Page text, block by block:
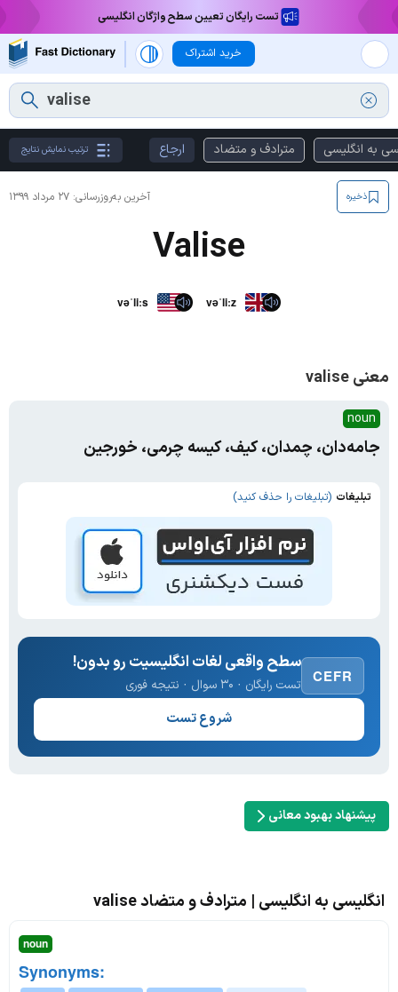
تست رایگان تعیین سطح واژگان انگلیسی
خرید اشتراک
به انگلیسی مترادف و متضاد ارجاع ترتیب نمایش نتایج
آخرین به‌روزرسانی: ۲۷ مرداد ۱۳۹۹ ذخیره
Valise
vəˈliːs vəˈliːz
معنی valise
noun
جامه‌دان، چمدان، کیف، کیسه چرمی، خورجین
تبلیغات (تبلیغات را حذف کنید)
CEFR
سطح واقعی لغات انگلیسیت رو بدون!
تست رایگان · ۳۰ سوال · نتیجه فوری
شروع تست
پیشنهاد بهبود معانی
انگلیسی به انگلیسی | مترادف و متضاد valise
noun
Synonyms: